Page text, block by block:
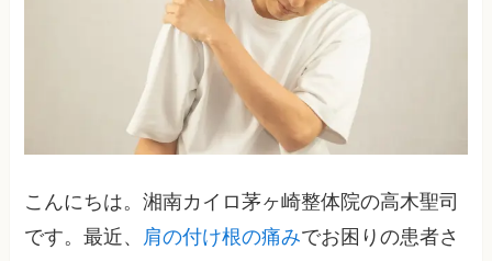
こんにちは。湘南カイロ茅ヶ崎整体院の高木聖司
です。最近、 肩の付け根の痛みでお困りの患者さ